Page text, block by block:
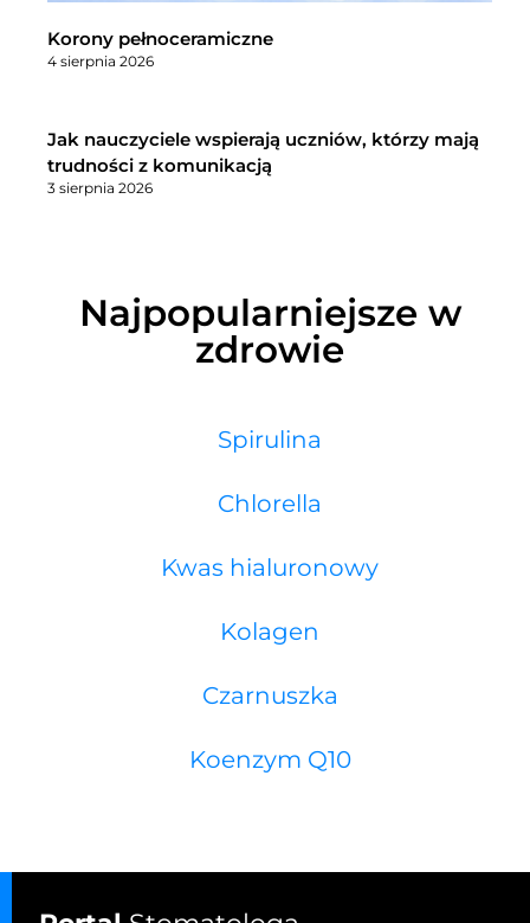
Korony pełnoceramiczne
4 sierpnia 2026
Jak nauczyciele wspierają uczniów, którzy mają
trudności z komunikacją
3 sierpnia 2026
Najpopularniejsze w
zdrowie
Spirulina
Chlorella
Kwas hialuronowy
Kolagen
Czarnuszka
Koenzym Q10